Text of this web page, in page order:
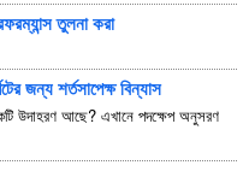
তুলনা করা
জন্য শর্তসাপেক্ষ বিন্যাস
উদাহরণ আছে? এখানে পদক্ষেপ অনুসরণ